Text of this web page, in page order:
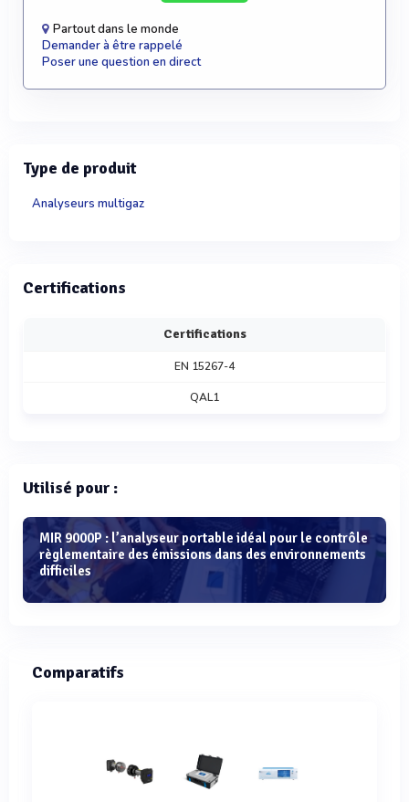
Partout dans le monde
Demander à être rappelé
Poser une question en direct
Type de produit
Analyseurs multigaz
Certifications
Certifications
EN 15267-4
QAL1
Utilisé pour :
MIR 9000P : l’analyseur portable idéal pour le contrôle
règlementaire des émissions dans des environnements
difficiles
Comparatifs